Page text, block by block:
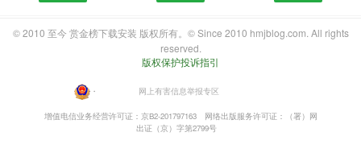
© 2010 至今 赏金榜下载安装 版权所有。© Since 2010 hmjblog.com. All rights
reserved.
版权保护投诉指引
・ 网上有害信息举报专区
增值电信业务经营许可证：京B2-201797163
网络出版服务许可证：（署）网
出证（京）字第2799号